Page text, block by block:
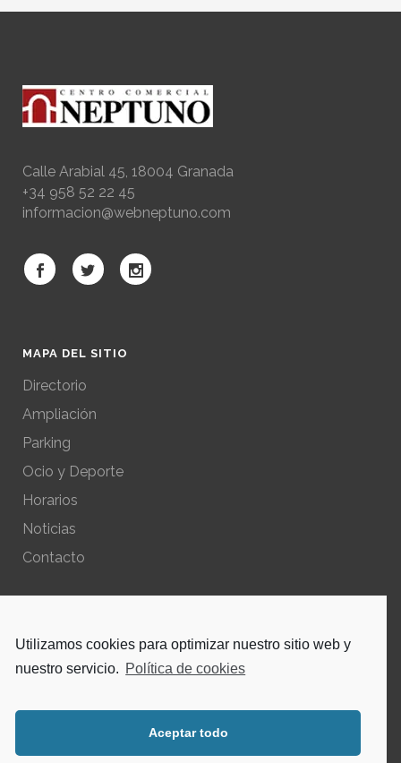
Utilizamos cookies para optimizar nuestro sitio web y
nuestro servicio. Política de cookies
Aceptar todo
Calle Arabial 45, 18004 Granada
+34 958 52 22 45
informacion@webneptuno.com
MAPA DEL SITIO
Directorio
Ampliación
Parking
Ocio y Deporte
Horarios
Noticias
Contacto
Política de privacidad – Aviso Legal